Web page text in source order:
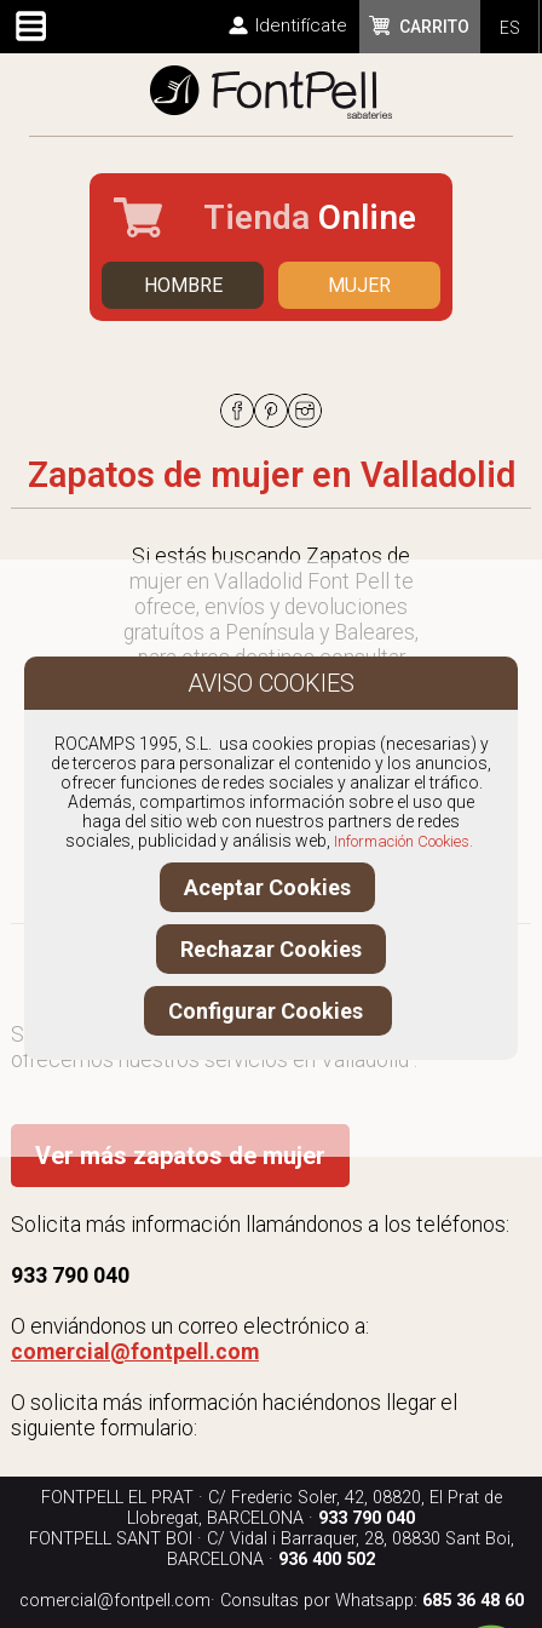
ES
CARRITO
Identifícate
Tienda Online
HOMBRE MUJER
Zapatos de mujer en Valladolid
Si estás buscando Zapatos de
mujer en Valladolid Font Pell te
ofrece, envíos y devoluciones
gratuítos a Península y Baleares,
para otros destinos consultar
en comercial@fontpell.com.
Los envíos a Valladolid gestionados
entre semana se entregarán en
menos de 48 horas; los pedidos
realizados en fin de semana, el
producto se enviará a partir del
lunes.
Somos especialistas en Zapatos de mujer
ofrecemos nuestros servicios en Valladolid .
Ver más zapatos de mujer
Solicita más información llamándonos a los teléfonos:
933 790 040
O enviándonos un correo electrónico a:
comercial@fontpell.com
O solicita más información haciéndonos llegar el
siguiente formulario:
FONTPELL EL PRAT · C/ Frederic Soler, 42, 08820, El Prat de
Llobregat, BARCELONA · 933 790 040
FONTPELL SANT BOI · C/ Vidal i Barraquer, 28, 08830 Sant Boi,
BARCELONA · 936 400 502
comercial@fontpell.com· Consultas por Whatsapp: 685 36 48 60
ROCAMPS 1995, S.L. usa cookies propias (necesarias) y
de terceros para personalizar el contenido y los anuncios,
ofrecer funciones de redes sociales y analizar el tráfico.
Además, compartimos información sobre el uso que
haga del sitio web con nuestros partners de redes
sociales, publicidad y análisis web, Información Cookies.
Aceptar Cookies
Rechazar Cookies
Configurar Cookies